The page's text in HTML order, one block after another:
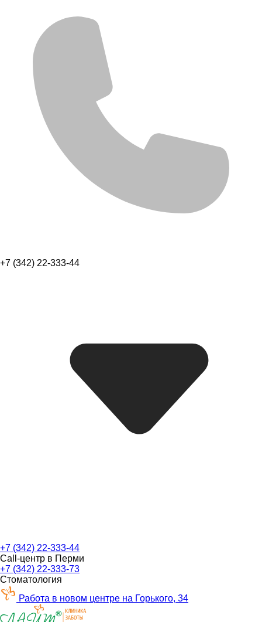
+7 (342) 22-333-44
+7 (342) 22-333-44
Call-центр в Перми
+7 (342) 22-333-73
Стоматология
Работа в новом центре на Горького, 34